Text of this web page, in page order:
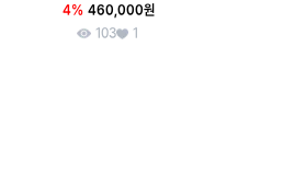
4% 460,000원
103
1